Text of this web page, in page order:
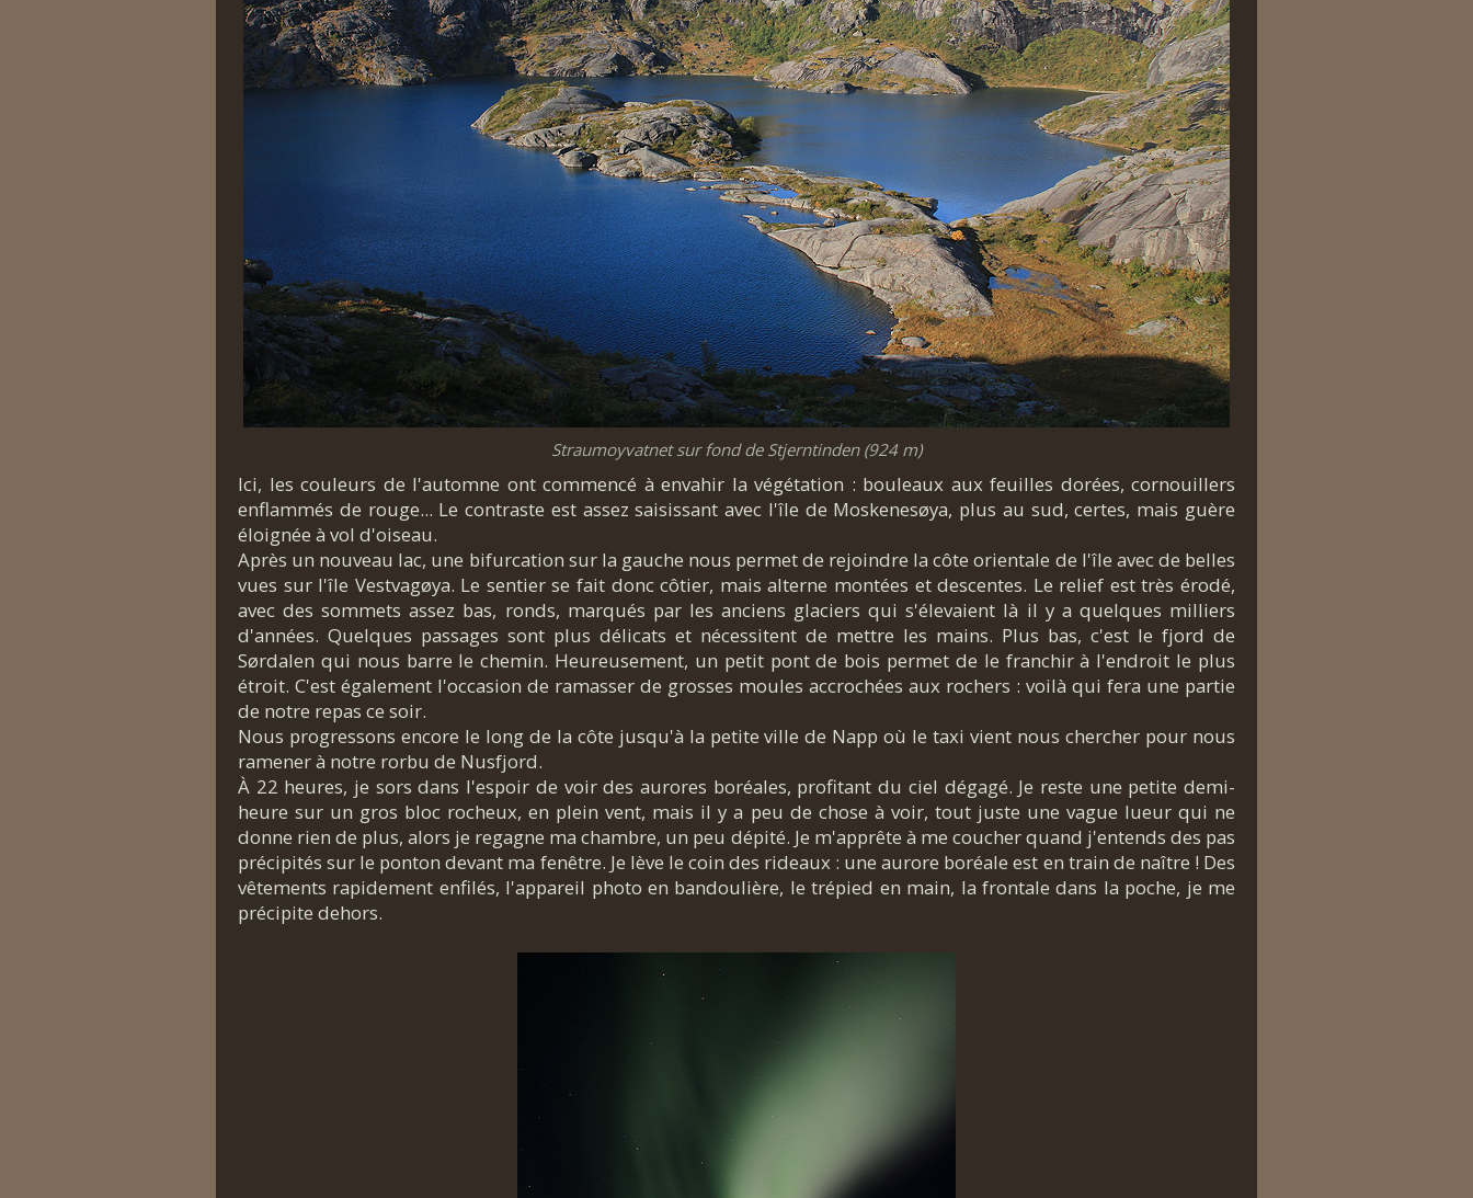
Straumoyvatnet sur fond de Stjerntinden (924 m)
Ici, les couleurs de l'automne ont commencé à envahir la végétation : bouleaux aux feuilles dorées, cornouillers
enflammés de rouge... Le contraste est assez saisissant avec l'île de Moskenesøya, plus au sud, certes, mais guère
éloignée à vol d'oiseau.
Après un nouveau lac, une bifurcation sur la gauche nous permet de rejoindre la côte orientale de l'île avec de belles
vues sur l'île Vestvagøya. Le sentier se fait donc côtier, mais alterne montées et descentes. Le relief est très érodé,
avec des sommets assez bas, ronds, marqués par les anciens glaciers qui s'élevaient là il y a quelques milliers
d'années. Quelques passages sont plus délicats et nécessitent de mettre les mains. Plus bas, c'est le fjord de
Sørdalen qui nous barre le chemin. Heureusement, un petit pont de bois permet de le franchir à l'endroit le plus
étroit. C'est également l'occasion de ramasser de grosses moules accrochées aux rochers : voilà qui fera une partie
de notre repas ce soir.
Nous progressons encore le long de la côte jusqu'à la petite ville de Napp où le taxi vient nous chercher pour nous
ramener à notre rorbu de Nusfjord.
À 22 heures, je sors dans l'espoir de voir des aurores boréales, profitant du ciel dégagé. Je reste une petite demi-
heure sur un gros bloc rocheux, en plein vent, mais il y a peu de chose à voir, tout juste une vague lueur qui ne
donne rien de plus, alors je regagne ma chambre, un peu dépité. Je m'apprête à me coucher quand j'entends des pas
précipités sur le ponton devant ma fenêtre. Je lève le coin des rideaux : une aurore boréale est en train de naître ! Des
vêtements rapidement enfilés, l'appareil photo en bandoulière, le trépied en main, la frontale dans la poche, je me
précipite dehors.